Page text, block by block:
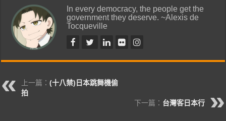
In every democracy, the people get the
government they deserve. ~Alexis de
Tocqueville
上一篇：(十八禁)日本跳舞機偷
拍
下一篇： 台灣客日本行